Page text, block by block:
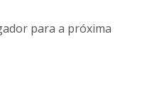
para a próxima